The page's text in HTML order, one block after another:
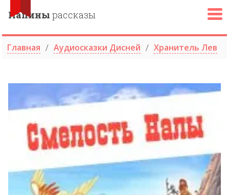
Папины рассказы
Главная Аудиосказки Дисней Хранитель Лев